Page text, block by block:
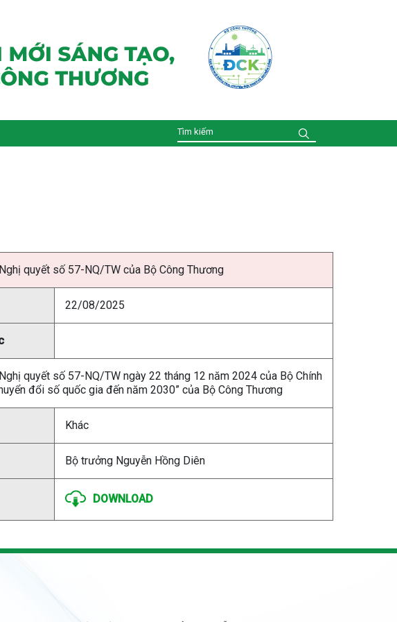
quyết số 57-NQ/TW của Bộ Công Thương
22/08/2025
quyết số 57-NQ/TW ngày 22 tháng 12 năm 2024 của Bộ Chính
đổi số quốc gia đến năm 2030” của Bộ Công Thương
Khác
Bộ trưởng Nguyễn Hồng Diên
DOWNLOAD